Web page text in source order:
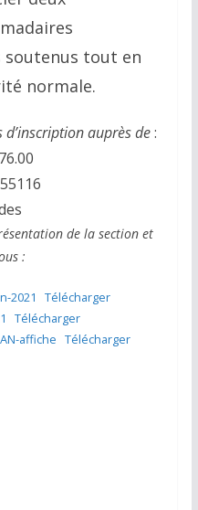
tout en
normale.
d’inscription auprès de:
de la section et
:
2021
Télécharger
Télécharger
affiche Télécharger